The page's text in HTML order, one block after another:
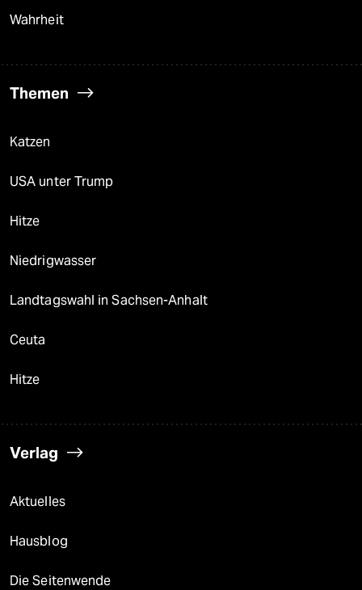
Wahrheit
Themen
Katzen
USA unter Trump
Hitze
Niedrigwasser
Landtagswahl in Sachsen-Anhalt
Ceuta
Hitze
Verlag
Aktuelles
Hausblog
Die Seitenwende